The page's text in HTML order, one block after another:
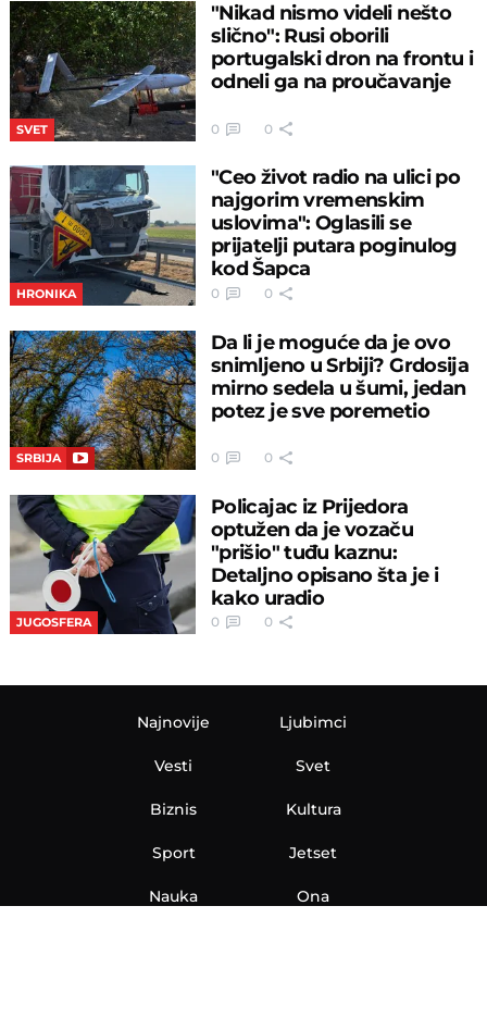
SVET
"Nikad nismo videli nešto
slično": Rusi oborili
portugalski dron na frontu i
odneli ga na proučavanje
0 0
HRONIKA
"Ceo život radio na ulici po
najgorim vremenskim
uslovima": Oglasili se
prijatelji putara poginulog
kod Šapca
0 0
SRBIJA
Da li je moguće da je ovo
snimljeno u Srbiji? Grdosija
mirno sedela u šumi, jedan
potez je sve poremetio
0 0
JUGOSFERA
Policajac iz Prijedora
optužen da je vozaču
"prišio" tuđu kaznu:
Detaljno opisano šta je i
kako uradio
0 0
Najnovije
Vesti
Biznis
Sport
Nauka
Ljubimci
Svet
Kultura
Jetset
Ona